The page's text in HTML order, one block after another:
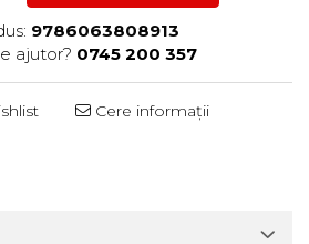
9786063808913
ajutor? 0745 200 357
Cere informații